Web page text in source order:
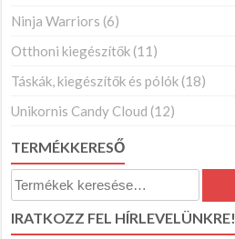
Ninja Warriors (6)
Otthoni kiegészítők (11)
Táskák, kiegészítők és pólók (18)
Unikornis Candy Cloud (12)
TERMÉKKERESŐ
Keresés
a
következőre:
IRATKOZZ FEL HÍRLEVELÜNKRE!